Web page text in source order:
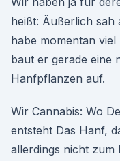
heißt: Äußerlich sah
habe momentan
baut er gerade eine
Hanfpflanzen auf.
Wir Cannabis: Wo
entsteht Das Hanf,
allerdings nicht zum